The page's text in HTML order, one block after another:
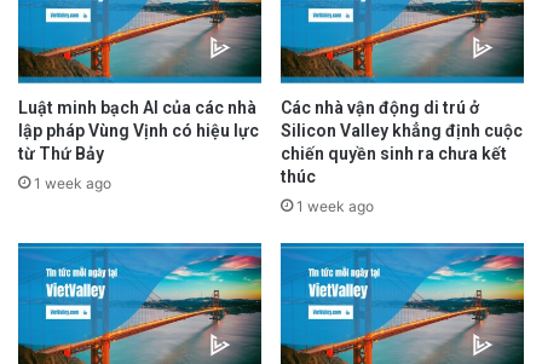
đã chi hơn$300 triệuđô la để giúp giải quyết
tình trạng này. Đây là số tiền không hề nhỏ, là
tiền thuế của người dân. Tuy nhiên, nhiều báo
cáo cho thấy sự bê bối về tính minh bạch và
trách nhiệm
. Cho đến nay, cư dân vẫn chưa
thấy rõ ai chịu trách nhiệm, cũng như chưa có
sự minh bạch đầy đủ trong việc kiểm tra sổ
sách, báo cáo chi tiêu và kết quả cụ thể đạt
được. Khi ngân sách hàng trăm triệu đô được
Luật minh bạch AI của các nhà
lập pháp Vùng Vịnh có hiệu lực
từ Thứ Bảy
1 week ago
Các nhà vận động di trú ở
Silicon Valley khẳng định cuộc
chiến quyền sinh ra chưa kết
thúc
1 week ago